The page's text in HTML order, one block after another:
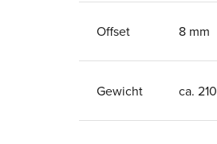
Offset 8 mm
Gewicht ca.